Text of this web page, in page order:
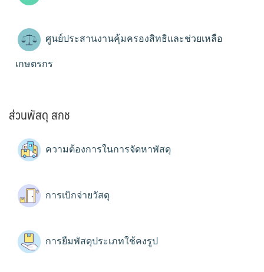
ศูนย์ประสานงานคุ้มครองสิทธิและช่วยเหลือ
เกษตรกร
ส่วนพัสดุ สกช
ความต้องการในการจัดหาพัสดุ
การเบิกจ่ายวัสดุ
การยืมพัสดุประเภทใช้คงรูป